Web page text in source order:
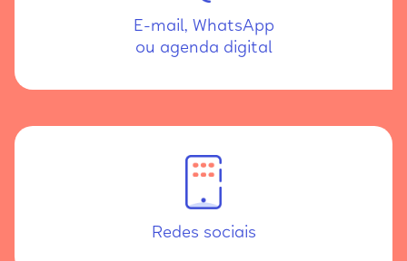
E-mail, WhatsApp
ou agenda digital
Redes sociais